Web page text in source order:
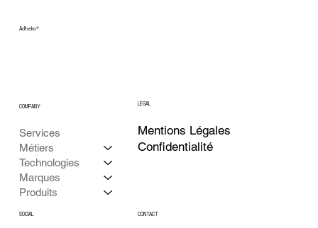
Adheko®
Services
Métiers
Technologies
Marques
Produits
COMPANY LEGAL
Confidentialité
Mentions Légales
SOCIAL CONTACT